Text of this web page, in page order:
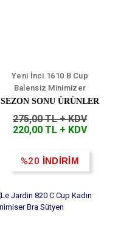
Yeni İnci 1610 B Cup
Balensiz Minimizer
Toparlayıcı Sütyen
SEZON SONU ÜRÜNLER
275,00 TL + KDV
220,00 TL + KDV
%20 İNDİRİM